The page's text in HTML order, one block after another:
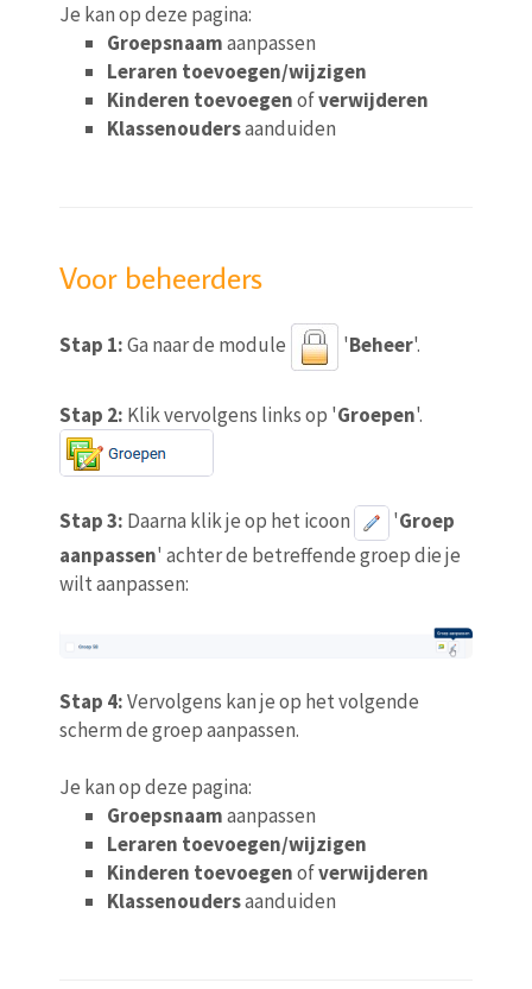
Je kan op deze pagina:
Groepsnaamaanpassen
Leraren toevoegen/wijzigen
Kinderen toevoegenofverwijderen
Klassenoudersaanduiden
Voor beheerders
Stap 1:Ga naar de module 'Beheer'.
Stap 2: Klik vervolgens links op 'Groepen'.
Stap 3: Daarna klik je op het icoon 'Groep
aanpassen' achter de betreffende groep die je
wilt aanpassen:
Stap 4:Vervolgens kan je op het volgende
scherm de groep aanpassen.
Je kan op deze pagina:
Groepsnaamaanpassen
Leraren toevoegen/wijzigen
Kinderen toevoegenofverwijderen
Klassenoudersaanduiden